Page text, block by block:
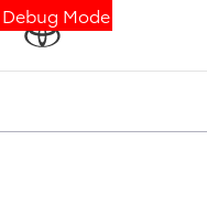
Debug Mode